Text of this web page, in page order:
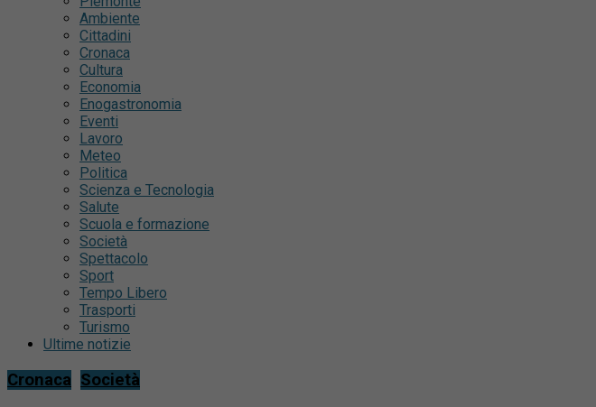
Ambiente
Cittadini
Cronaca
Cultura
Economia
Enogastronomia
Eventi
Lavoro
Meteo
Politica
Scienza e Tecnologia
Salute
Scuola e formazione
Società
Spettacolo
Sport
Tempo Libero
Trasporti
Turismo
Ultime notizie
Cronaca Società